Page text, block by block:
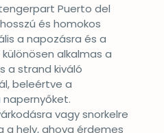
Puerto del
és homokos
a napozásra és a
alkalmas a
a strand kiváló
beleértve a
vagy snorkelre
a hely, ahova érdemes